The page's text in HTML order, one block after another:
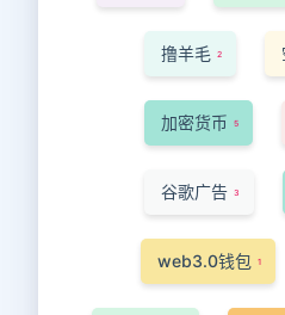
撸羊毛 2
加密货币 5
谷歌广告 3
web3.0钱包 1